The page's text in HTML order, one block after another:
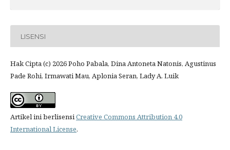
LISENSI
Hak Cipta (c) 2026 Poho Pabala, Dina Antoneta Natonis, Agustinus
Pade Rohi, Irmawati Mau, Aplonia Seran, Lady A. Luik
Artikel ini berlisensiCreative Commons Attribution 4.0
International License.